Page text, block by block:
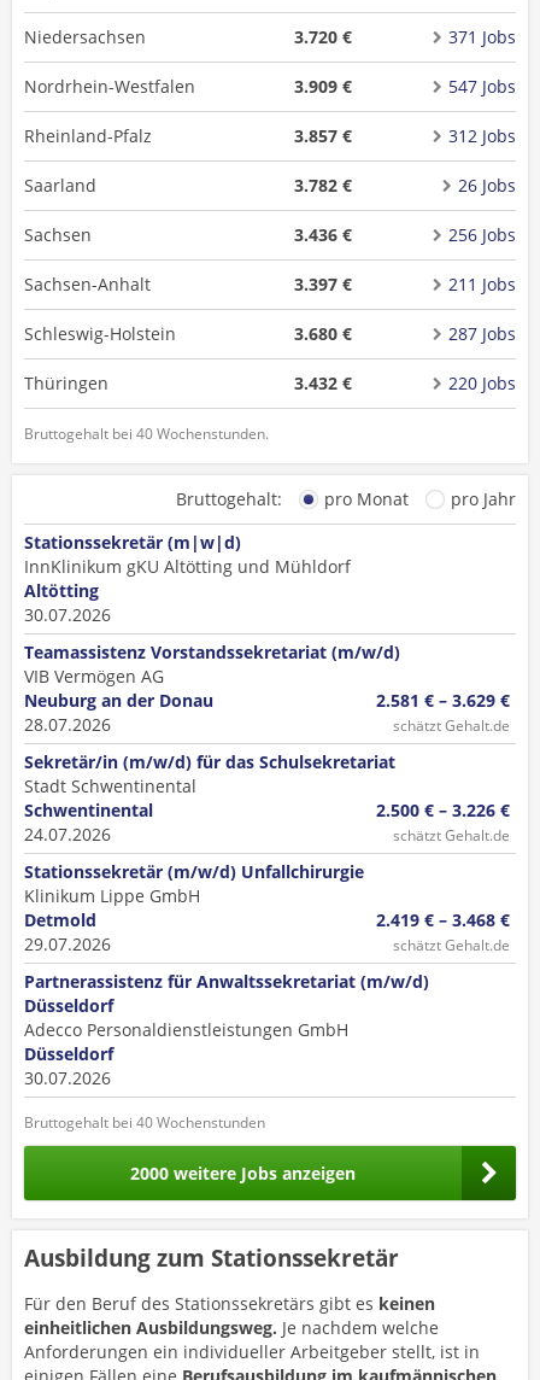
Niedersachsen 3.720 € 371 Jobs
Nordrhein-Westfalen 3.909 € 547 Jobs
Rheinland-Pfalz 3.857 € 312 Jobs
Saarland 3.782 € 26 Jobs
Sachsen 3.436 € 256 Jobs
Sachsen-Anhalt 3.397 € 211 Jobs
Schleswig-Holstein 3.680 € 287 Jobs
Thüringen 3.432 € 220 Jobs
Bruttogehalt bei 40 Wochenstunden.
Bruttogehalt: pro Monat
pro Jahr
Stationssekretär (m|w|d)
InnKlinikum gKU Altötting und Mühldorf
Altötting
30.07.2026
Teamassistenz Vorstandssekretariat (m/w/d)
VIB Vermögen AG
Neuburg an der Donau
28.07.2026
2.581 € – 3.629 €
schätzt Gehalt.de
Sekretär/in (m/w/d) für das Schulsekretariat
Stadt Schwentinental
Schwentinental
24.07.2026
2.500 € – 3.226 €
schätzt Gehalt.de
Stationssekretär (m/w/d) Unfallchirurgie
Klinikum Lippe GmbH
Detmold
29.07.2026
2.419 € – 3.468 €
schätzt Gehalt.de
Partnerassistenz für Anwaltssekretariat (m/w/d)
Düsseldorf
Adecco Personaldienstleistungen GmbH
Düsseldorf
30.07.2026
Bruttogehalt bei 40 Wochenstunden
2000 weitere Jobs anzeigen
Ausbildung zum Stationssekretär
Für den Beruf des Stationssekretärs gibt es keinen
einheitlichen Ausbildungsweg. Je nachdem welche
Anforderungen ein individueller Arbeitgeber stellt, ist in